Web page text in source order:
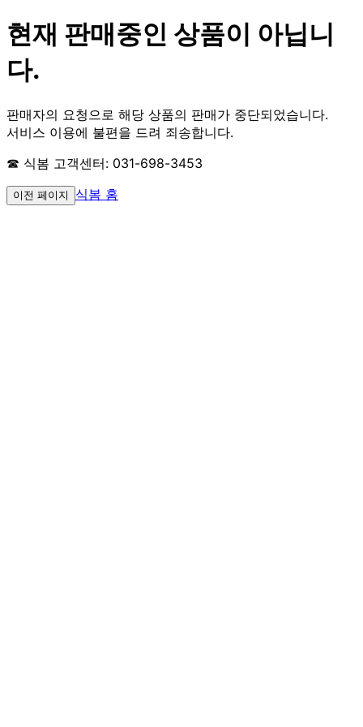
현재 판매중인 상품이 아닙니
다.
판매자의 요청으로 해당 상품의 판매가 중단되었습니다.
서비스 이용에 불편을 드려 죄송합니다.
☎ 식봄 고객센터: 031-698-3453
이전 페이지 식봄 홈